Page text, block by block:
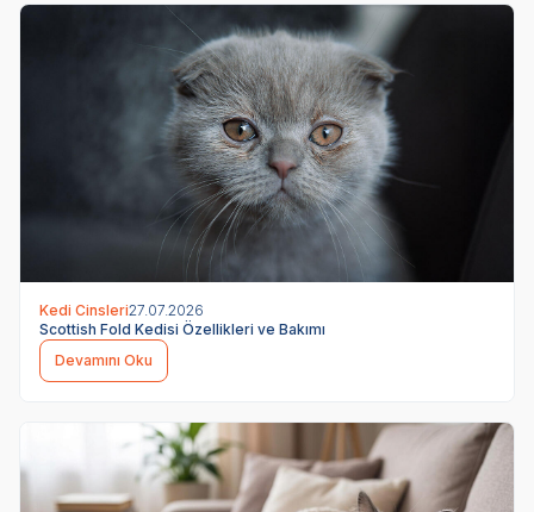
Kedi Cinsleri27.07.2026
Scottish Fold Kedisi Özellikleri ve Bakımı
Devamını Oku